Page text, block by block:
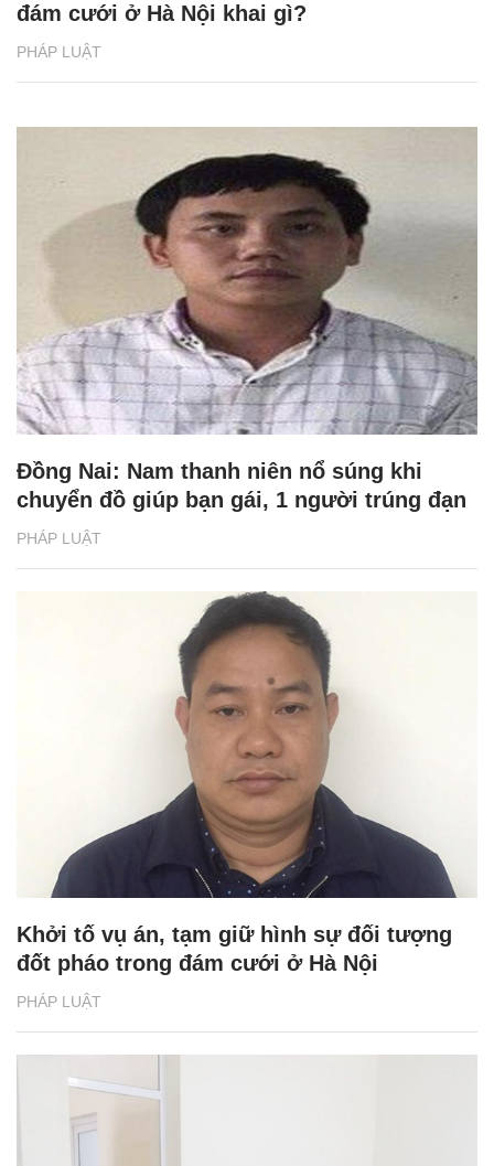
PHÁP LUẬT
đám cưới ở Hà Nội khai gì?
PHÁP LUẬT
Đồng Nai: Nam thanh niên nổ súng khi
chuyển đồ giúp bạn gái, 1 người trúng đạn
PHÁP LUẬT
Khởi tố vụ án, tạm giữ hình sự đối tượng
đốt pháo trong đám cưới ở Hà Nội